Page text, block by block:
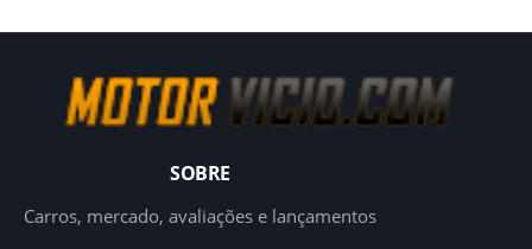
SOBRE
Carros, mercado, avaliações e lançamentos